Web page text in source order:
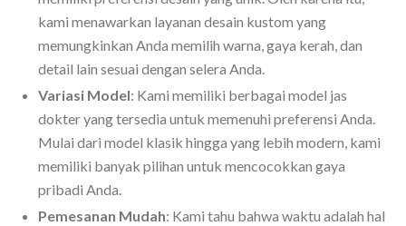
kami menawarkan layanan desain kustom yang
memungkinkan Anda memilih warna, gaya kerah, dan
detail lain sesuai dengan selera Anda.
Variasi Model: Kami memiliki berbagai model jas
dokter yang tersedia untuk memenuhi preferensi Anda.
Mulai dari model klasik hingga yang lebih modern, kami
memiliki banyak pilihan untuk mencocokkan gaya
pribadi Anda.
Pemesanan Mudah: Kami tahu bahwa waktu adalah hal